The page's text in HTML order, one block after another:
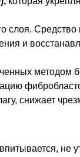
слоя. Средство
и
методом
снижает
не